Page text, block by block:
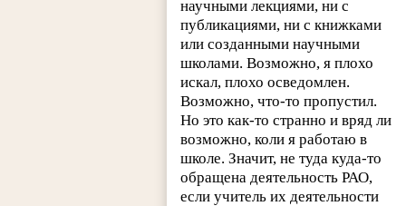
научными лекциями, ни с
публикациями, ни с книжками
или созданными научными
школами. Возможно, я плохо
искал, плохо осведомлен.
Возможно, что-то пропустил.
Но это как-то странно и вряд ли
возможно, коли я работаю в
школе. Значит, не туда куда-то
обращена деятельность РАО,
если учитель их деятельности